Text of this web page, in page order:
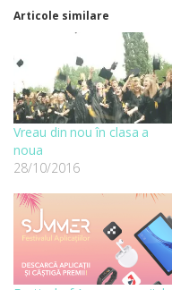
Articole similare
Vreau din nou în clasa a
noua
28/10/2016